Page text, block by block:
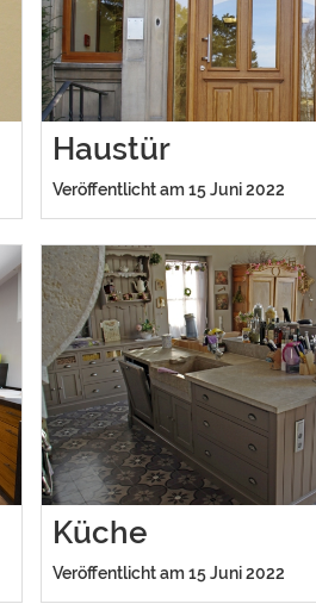
Haustür
Veröffentlicht am 15 Juni 2022
Küche
Veröffentlicht am 15 Juni 2022